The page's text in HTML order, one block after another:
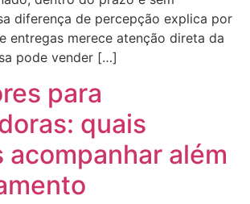
diferença de percepção explica por
entregas merece atenção direta da
pode vender […]
para
quais
acompanhar além